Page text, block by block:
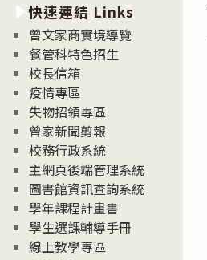
消
息
News
快速連結 Links
曾文家商實境導覽
餐管科特色招生
校長信箱
疫情專區
失物招領專區
曾家新聞剪報
校務行政系統
主網頁後端管理系統
圖書館資訊查詢系統
學年課程計畫書
學生選課輔導手冊
線上教學專區